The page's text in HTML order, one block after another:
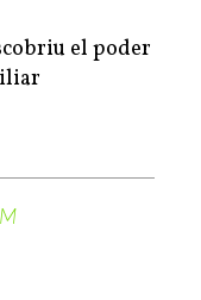
el poder